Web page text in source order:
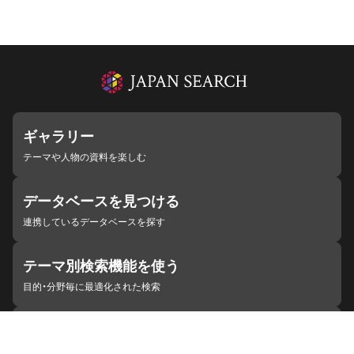
ギャラリー
テーマや人物の資料を楽しむ
データベースを見つける
連携しているデータベースを探す
テーマ別検索機能を使う
目的・分野毎に最適化された検索